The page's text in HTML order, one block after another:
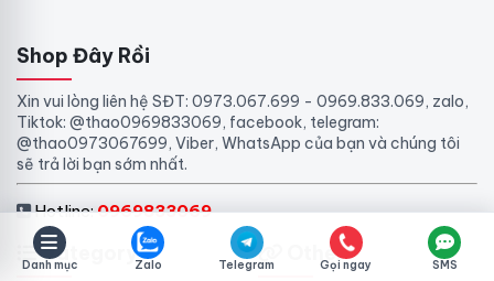
Shop Đây Rồi
Xin vui lòng liên hệ SĐT: 0973.067.699 - 0969.833.069, zalo,
Tiktok: @thao0969833069, facebook, telegram:
@thao0973067699, Viber, WhatsApp của bạn và chúng tôi
sẽ trả lời bạn sớm nhất.
Hotline:0969833069
Category Other
Danh mục Zalo Telegram Gọi ngay SMS